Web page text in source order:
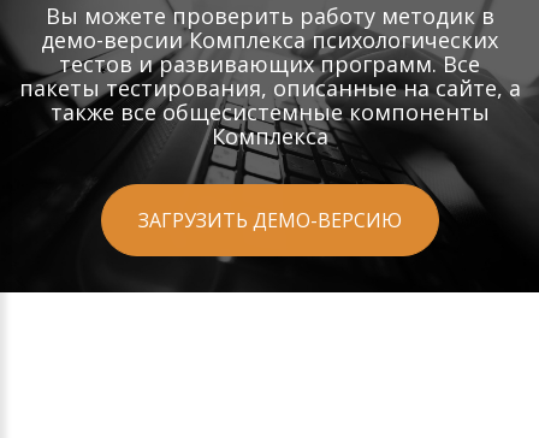
Вы можете проверить работу методик в
демо-версии Комплекса психологических
тестов и развивающих программ. Все
пакеты тестирования, описанные на сайте, а
также все общесистемные компоненты
Комплекса
ЗАГРУЗИТЬ ДЕМО-ВЕРСИЮ